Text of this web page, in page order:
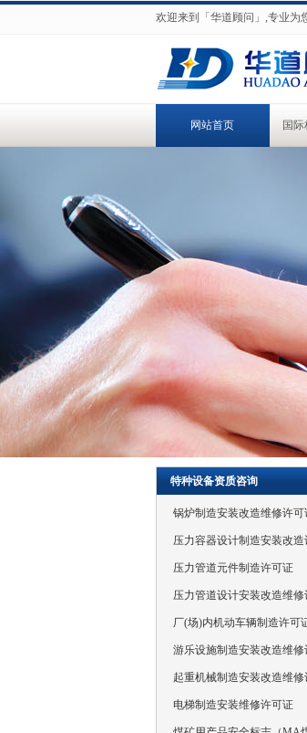
欢迎来到「华道顾问」,专业为
网站首页 国
特种设备资质咨询
锅炉制造安装改造维修许可
压力容器设计制造安装改造
压力管道元件制造许可证
压力管道设计安装改造维修
厂(场)内机动车辆制造许可
游乐设施制造安装改造维修
起重机械制造安装改造维修
电梯制造安装维修许可证